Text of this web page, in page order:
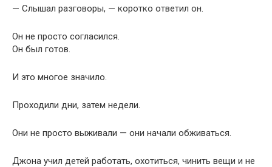
— Слышал разговоры, — коротко ответил он.
Он не просто согласился.
Он был готов.
И это многое значило.
Проходили дни, затем недели.
Они не просто выживали — они начали обживаться.
Джона учил детей работать, охотиться, чинить вещи и не